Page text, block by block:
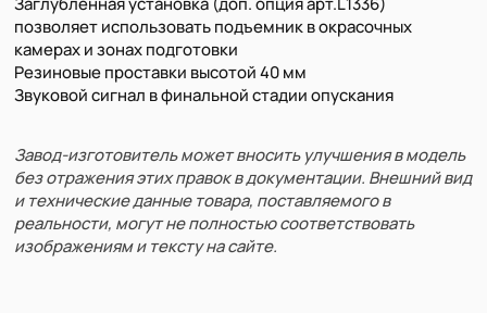
позволяет использовать подъемник в окрасочных
камерах и зонах подготовки
Резиновые проставки высотой 40 мм
Звуковой сигнал в финальной стадии опускания
Завод-изготовитель может вносить улучшения в модель
без отражения этих правок в документации. Внешний вид
и технические данные товара, поставляемого в
реальности, могут не полностью соответствовать
изображениям и тексту на сайте.